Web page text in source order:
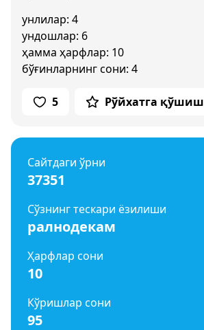
унлилар: 4
ундошлар: 6
ҳамма ҳарфлар: 10
бўғинларнинг сони: 4
5 Рўйхатга қўшиш
Сайтдаги ўрни
37351
Сўзнинг тескари ёзилиши
ралнодекам
Ҳарфлар сони
10
Кўришлар сони
95